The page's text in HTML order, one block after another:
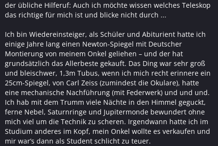
der übliche Hilferuf: Auch ich möchte wissen welches Teleskop
das richtige für mich ist und blicke nicht durch ...
Ich bin Wiedereinsteiger, als Schüler und Abiturient hatte ich
einige Jahre lang einen Newton-Spiegel mit Deutscher
Montierung von meinem Onkel geliehen – und der hat
grundsätzlich das Allerbeste gekauft. Das Ding war sehr groß
und bleischwer, 1,3m Tubus, wenn ich mich recht erinnere ein
25cm-Spiegel, von Carl Zeiss (zumindest die Okulare), hatte
eine mechanische Nachführung (mit Federwerk) und und und.
Ich hab mit dem Trumm viele Nächte in den Himmel geguckt,
ferne Nebel, Saturnringe und Jupitermonde bewundert ohne
mich viel um die Technik zu scheren. Irgendwann hatte ich im
Studium anderes im Kopf, mein Onkel wollte es verkaufen und
mir war’s dann als Student schlicht zu teuer.